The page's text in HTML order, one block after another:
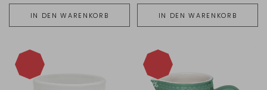
IN DEN WARENKORB IN DEN WARENKORB
-15%